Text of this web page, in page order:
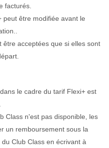
facturés.
peut être modifiée avant le
être acceptées que si elles sont
le cadre du tarif Flexi+ est
Class n'est pas disponible, les
un remboursement sous la
Club Class en écrivant à